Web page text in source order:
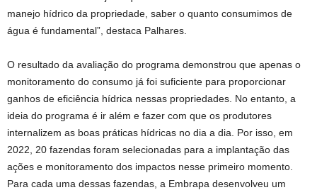
manejo hídrico da propriedade, saber o quanto consumimos de
água é fundamental”, destaca Palhares.
O resultado da avaliação do programa demonstrou que apenas o
monitoramento do consumo já foi suficiente para proporcionar
ganhos de eficiência hídrica nessas propriedades. No entanto, a
ideia do programa é ir além e fazer com que os produtores
internalizem as boas práticas hídricas no dia a dia. Por isso, em
2022, 20 fazendas foram selecionadas para a implantação das
ações e monitoramento dos impactos nesse primeiro momento.
Para cada uma dessas fazendas, a Embrapa desenvolveu um